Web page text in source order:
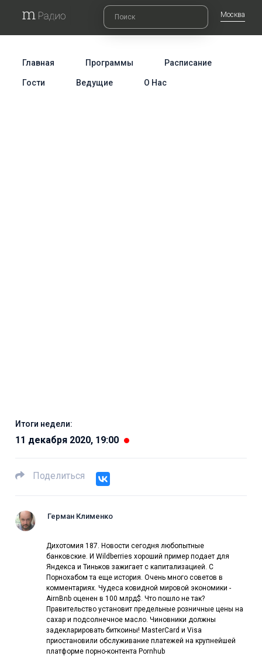
Москва
Главная Программы Расписание
Гости Ведущие О Нас
Итоги недели:
11 декабря 2020, 19:00
Поделиться
Герман Клименко
Дихотомия 187. Новости сегодня любопытные
банковские. И Wildberries хороший пример подает для
Яндекса и Тиньков зажигает с капитализацией. С
Порнохабом та еще история. Очень много советов в
комментариях. Чудеса ковидной мировой экономики -
AirnBnb оценен в 100 млрд$. Что пошло не так?
Правительство установит предельные розничные цены на
сахар и подсолнечное масло. Чиновники должны
задекларировать биткоины! MasterСard и Visa
приостановили обслуживание платежей на крупнейшей
платформе порно-контента Pornhub